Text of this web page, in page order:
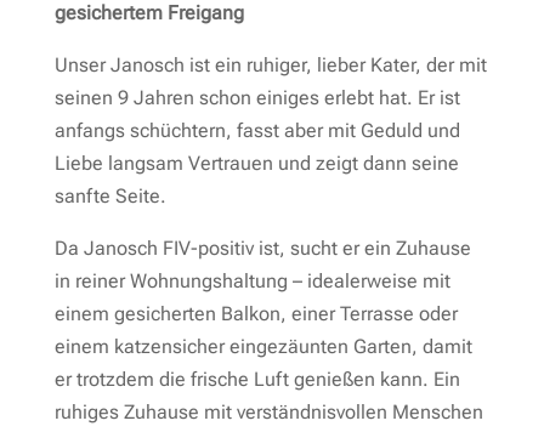
gesichertem Freigang
Unser Janosch ist ein ruhiger, lieber Kater, der mit
seinen 9 Jahren schon einiges erlebt hat. Er ist
anfangs schüchtern, fasst aber mit Geduld und
Liebe langsam Vertrauen und zeigt dann seine
sanfte Seite.
Da Janosch FIV-positiv ist, sucht er ein Zuhause
in reiner Wohnungshaltung – idealerweise mit
einem gesicherten Balkon, einer Terrasse oder
einem katzensicher eingezäunten Garten, damit
er trotzdem die frische Luft genießen kann. Ein
ruhiges Zuhause mit verständnisvollen Menschen